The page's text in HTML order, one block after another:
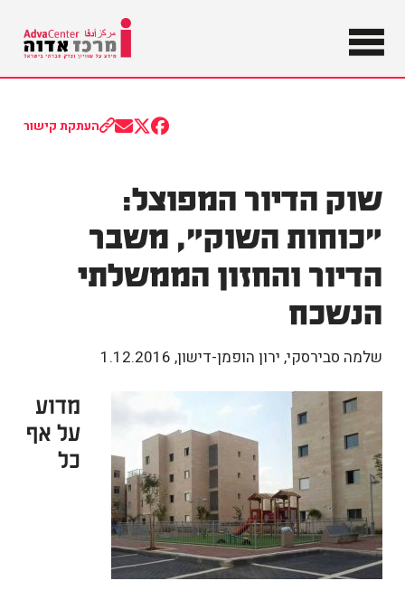
מרכז
אדוה
מידע על
שוויון וצדק
חברתי
בישראל
שוק הדיור המפוצל:
"כוחות השוק", משבר
הדיור והחזון הממשלתי
הנשכח
שלמה סבירסקי, ירון הופמן-דישון,
1.12.2016
Share
Share
Shareהעתקת קישור
מדוע
על אף
כל